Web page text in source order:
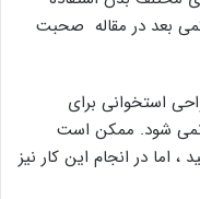
کمی بعد در مقاله صحبت
استخوانی برای
شود. ممکن است
اما در انجام این کار نیز